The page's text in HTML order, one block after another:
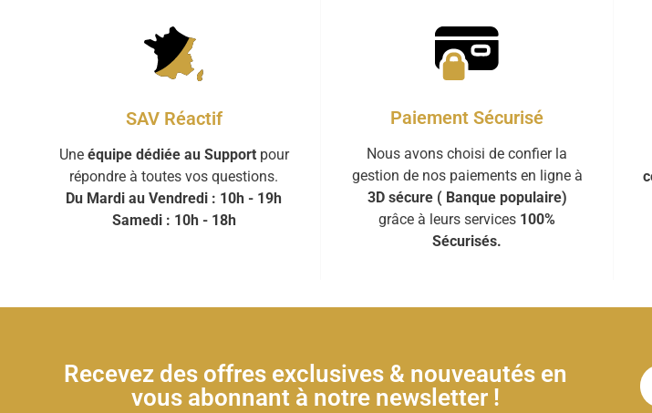
SAV Réactif
Une équipe dédiée au Supportpour
répondre à toutes vos questions.
Du Mardi au Vendredi : 10h - 19h
Samedi : 10h - 18h
Paiement Sécurisé
Nous avons choisi de confier la
gestion de nos paiements en ligne à
3D sécure ( Banque populaire)
grâce à leurs services 100%
Sécurisés.
Recevez des offres exclusives & nouveautés en
vous abonnant à notre newsletter !